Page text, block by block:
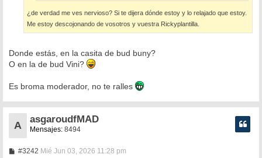
¿de verdad me ves nervioso? Si te dijera dónde estoy y lo relajado que estoy.
Me estoy descojonando de vosotros y vuestra Rickyplantilla.
Donde estás, en la casita de bud buny?
O en la de bud Vini?
Es broma moderador, no te ralles
A
asgaroudfMAD
Mensajes: 8494
#3242MMié Jun 03, 2026 11:28 pm